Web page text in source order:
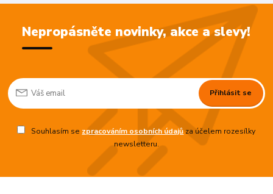
Nepropásněte novinky, akce a slevy!
Přihlásit se
Souhlasím se zpracováním osobních údajůza účelem rozesílky
newsletteru.